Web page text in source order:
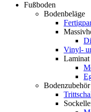
Fußboden
Bodenbeläge
Vinyl-
Laminat
Bodenzubehör